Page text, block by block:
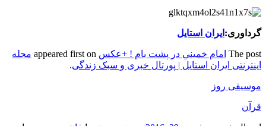
گرداوری: ایران استایل
The post امام خميني در پشت بام ! +عکس
مجله
اینترنتی ایران استایل | پورتال خبری و سبک زندگی.
موسیقی روز
قرآن